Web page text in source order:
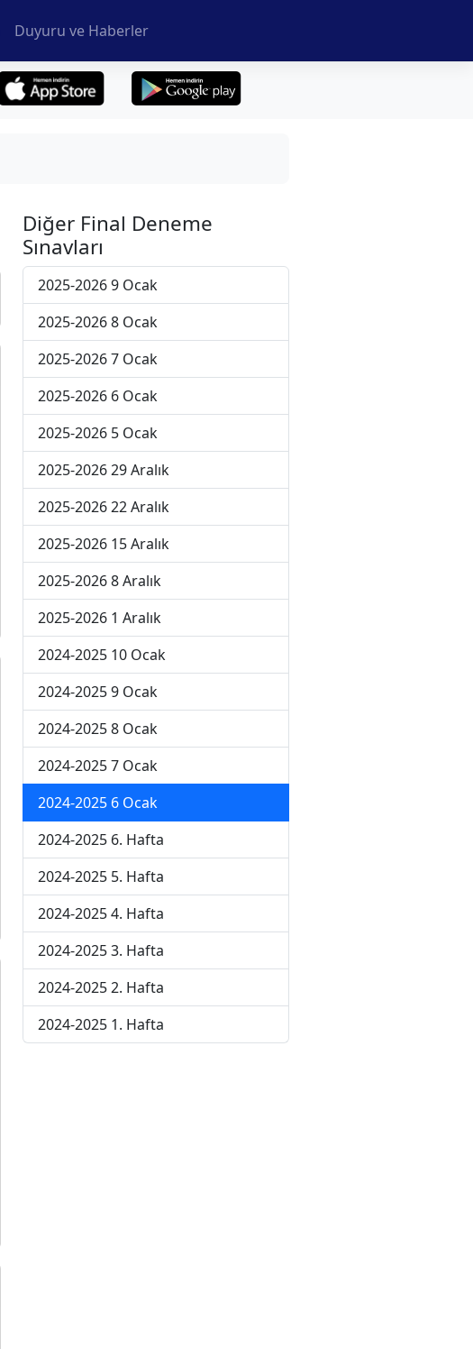
Duyuru ve Haberler
Diğer Final Deneme
Sınavları
2025-2026 9 Ocak
2025-2026 8 Ocak
2025-2026 7 Ocak
2025-2026 6 Ocak
2025-2026 5 Ocak
2025-2026 29 Aralık
2025-2026 22 Aralık
2025-2026 15 Aralık
2025-2026 8 Aralık
2025-2026 1 Aralık
2024-2025 10 Ocak
2024-2025 9 Ocak
2024-2025 8 Ocak
2024-2025 7 Ocak
2024-2025 6 Ocak
2024-2025 6. Hafta
2024-2025 5. Hafta
2024-2025 4. Hafta
2024-2025 3. Hafta
2024-2025 2. Hafta
2024-2025 1. Hafta